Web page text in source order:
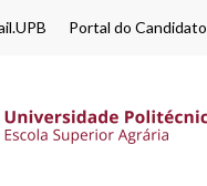
Portal do Candidato